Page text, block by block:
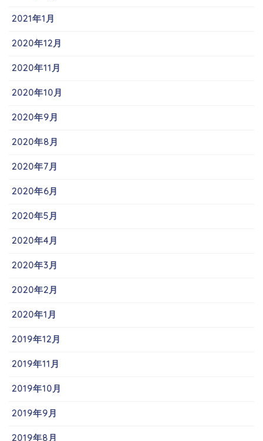
2021年1月
2020年12月
2020年11月
2020年10月
2020年9月
2020年8月
2020年7月
2020年6月
2020年5月
2020年4月
2020年3月
2020年2月
2020年1月
2019年12月
2019年11月
2019年10月
2019年9月
2019年8月